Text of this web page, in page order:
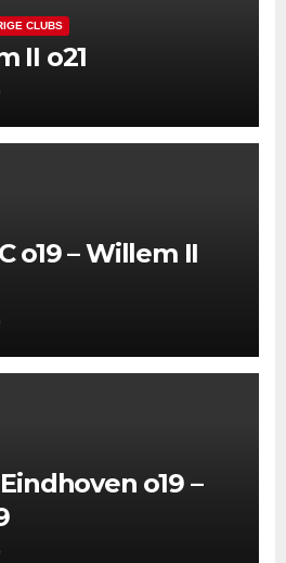
CLUBS
II o21
o19 – Willem II
o19 –